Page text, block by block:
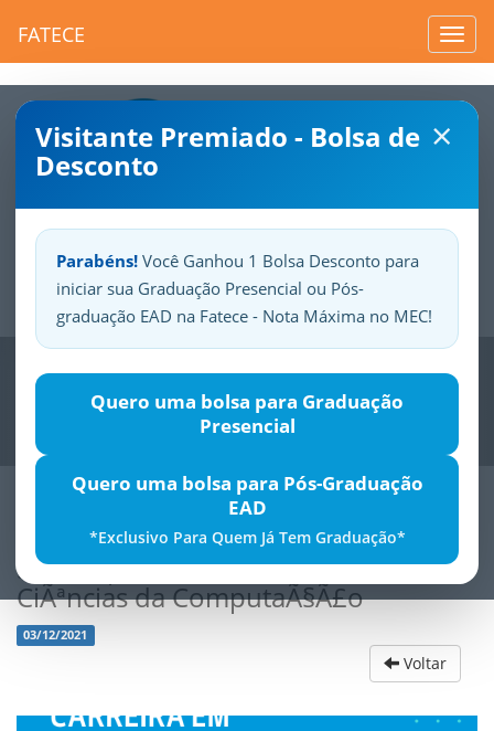
FATECE
×
Visitante Premiado - Bolsa de
Desconto
Parabéns! Você Ganhou 1 Bolsa Desconto para
iniciar sua Graduação Presencial ou Pós-
graduação EAD na Fatece - Nota Máxima no MEC!
Quero uma bolsa para Graduação
Presencial
Quero uma bolsa para Pós-Graduação
EAD
*Exclusivo Para Quem Já Tem Graduação*
SuaFatece.Seuorgulho.
Previous
5 dicas para iniciar sua carreira em
CiÃªncias da ComputaÃ§Ã£o
03/12/2021
Voltar